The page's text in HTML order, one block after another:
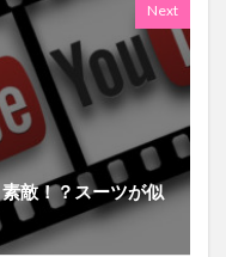
Next
敵！？スーツが似